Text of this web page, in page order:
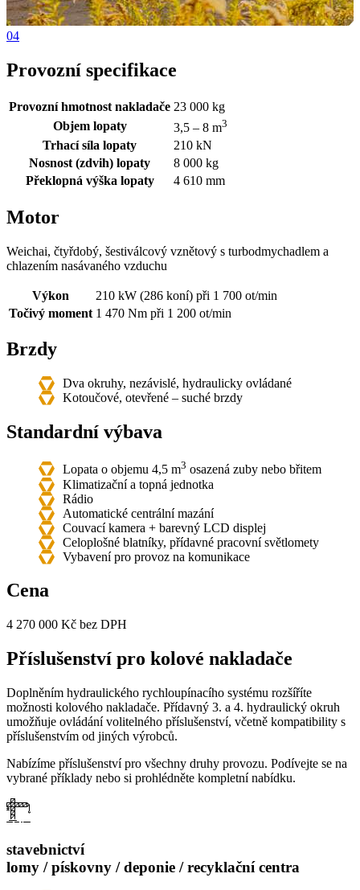
04
Provozní specifikace
Provozní hmotnost nakladače 23 000 kg
Objem lopaty
3,5 – 8 m3
Trhací síla lopaty
210 kN
Nosnost (zdvih) lopaty
8 000 kg
Překlopná výška lopaty
4 610 mm
Motor
Weichai, čtyřdobý, šestiválcový vznětový s turbodmychadlem a
chlazením nasávaného vzduchu
Výkon
210 kW (286 koní) při 1 700 ot/min
Točivý moment 1 470 Nm při 1 200 ot/min
Brzdy
Dva okruhy, nezávislé, hydraulicky ovládané
Kotoučové, otevřené – suché brzdy
Standardní výbava
Lopata o objemu 4,5 m3 osazená zuby nebo břitem
Klimatizační a topná jednotka
Rádio
Automatické centrální mazání
Couvací kamera + barevný LCD displej
Celoplošné blatníky, přídavné pracovní světlomety
Vybavení pro provoz na komunikace
Cena
4 270 000 Kč bez DPH
Příslušenství pro kolové nakladače
Doplněním hydraulického rychloupínacího systému rozšíříte
možnosti kolového nakladače. Přídavný 3. a 4. hydraulický okruh
umožňuje ovládání volitelného příslušenství, včetně kompatibility s
příslušenstvím od jiných výrobců.
Nabízíme příslušenství pro všechny druhy provozu. Podívejte se na
vybrané příklady nebo si prohlédněte kompletní nabídku.
stavebnictví
lomy / pískovny / deponie / recyklační centra